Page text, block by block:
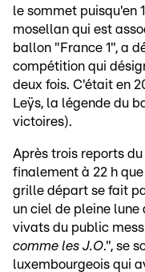
le sommet puisqu'en
mosellan qui est
ballon "France 1", a
compétition qui
deux fois. C'était en
Leÿs, la légende du
victoires).
Après trois reports
finalement à 22 h
grille départ se fait
un ciel de pleine
vivats du public
comme les J.O.", se
luxembourgeois qui